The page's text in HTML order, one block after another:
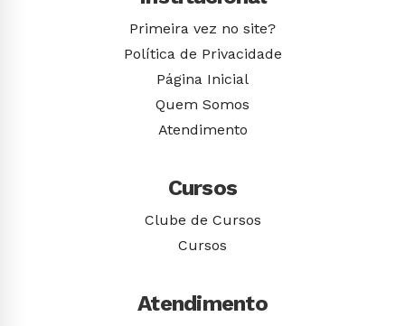
Primeira vez no site?
Política de Privacidade
Página Inicial
Quem Somos
Atendimento
Cursos
Clube de Cursos
Cursos
Atendimento